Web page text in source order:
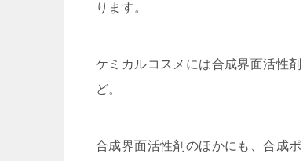
ります。
ケミカルコスメには合成界面活性
ど。
合成界面活性剤のほかにも、合成